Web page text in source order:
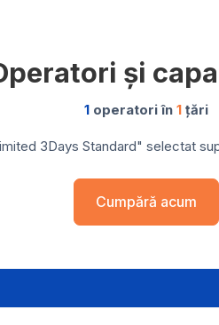
și
1 operatori în 1 țări
3Days Standard" selectat
Cumpără acum